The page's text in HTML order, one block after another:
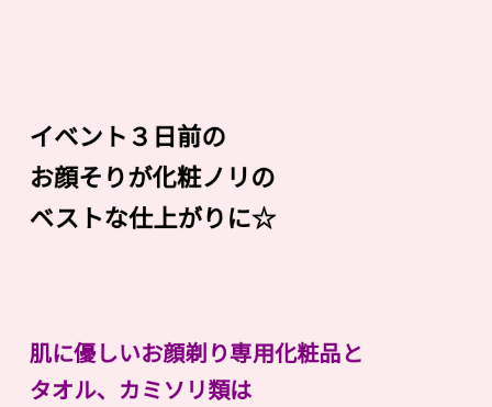
イベント３日前の
お顔そりが化粧ノリの
ベストな仕上がりに☆
肌に優しいお顔剃り専用化粧品と
タオル、カミソリ類は